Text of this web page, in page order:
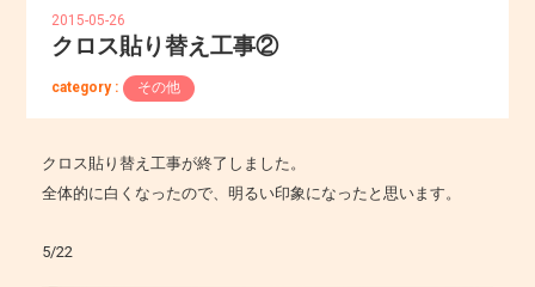
2015-05-26
クロス貼り替え工事②
category : その他
クロス貼り替え工事が終了しました。
全体的に白くなったので、明るい印象になったと思います。
5/22